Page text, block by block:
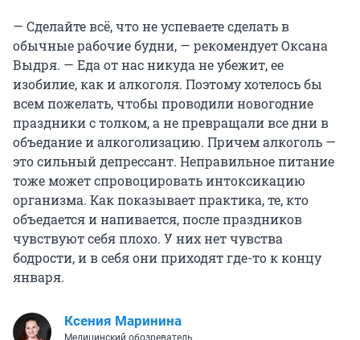
— Сделайте всё, что не успеваете сделать в
обычные рабочие будни, — рекомендует Оксана
Выдря. — Еда от нас никуда не убежит, ее
изобилие, как и алкоголя. Поэтому хотелось бы
всем пожелать, чтобы проводили новогодние
праздники с толком, а не превращали все дни в
объедание и алкоголизацию. Причем алкоголь —
это сильный депрессант. Неправильное питание
тоже может спровоцировать интоксикацию
организма. Как показывает практика, те, кто
объедается и напивается, после праздников
чувствуют себя плохо. У них нет чувства
бодрости, и в себя они приходят где-то к концу
января.
Ксения Маринина
Медицинский обозреватель